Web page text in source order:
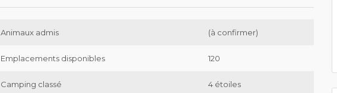
Animaux admis (à confirmer)
Emplacements disponibles 120
Camping classé 4 étoiles